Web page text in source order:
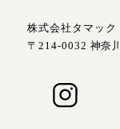
株式会社タマック
〒214-0032 神奈